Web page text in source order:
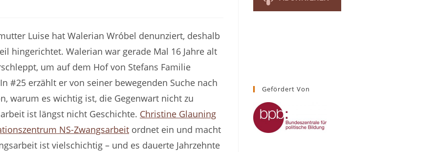
Luise hat Walerian Wróbel denunziert, deshalb
hingerichtet. Walerian war gerade Mal 16 Jahre alt
um auf dem Hof von Stefans Familie
#25 erzählt er von seiner bewegenden Suche nach
warum es wichtig ist, die Gegenwart nicht zu
ist längst nicht Geschichte. Christine Glauning
NS-Zwangsarbeit ordnet ein und macht
ist vielschichtig – und es dauerte Jahrzehnte
Gefördert Von